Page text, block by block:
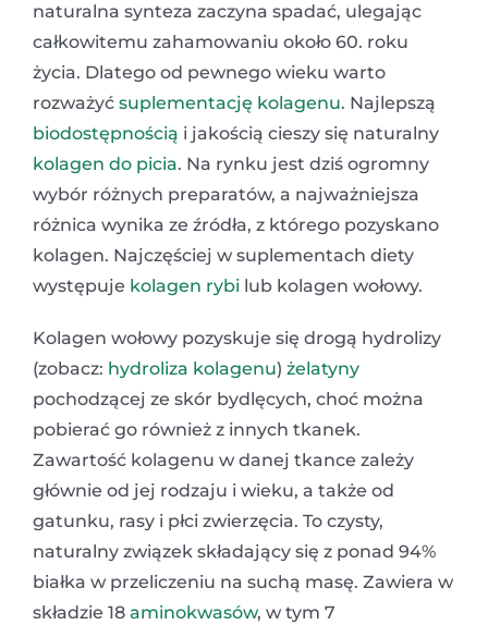
naturalna synteza zaczyna spadać, ulegając
całkowitemu zahamowaniu około 60. roku
życia. Dlatego od pewnego wieku warto
rozważyć suplementację kolagenu. Najlepszą
biodostępnością i jakością cieszy się naturalny
kolagen do picia. Na rynku jest dziś ogromny
wybór różnych preparatów, a najważniejsza
różnica wynika ze źródła, z którego pozyskano
kolagen. Najczęściej w suplementach diety
występuje kolagen rybi lub kolagen wołowy.
Kolagen wołowy pozyskuje się drogą hydrolizy
(zobacz: hydroliza kolagenu) żelatyny
pochodzącej ze skór bydlęcych, choć można
pobierać go również z innych tkanek.
Zawartość kolagenu w danej tkance zależy
głównie od jej rodzaju i wieku, a także od
gatunku, rasy i płci zwierzęcia. To czysty,
naturalny związek składający się z ponad 94%
białka w przeliczeniu na suchą masę. Zawiera w
składzie 18 aminokwasów, w tym 7